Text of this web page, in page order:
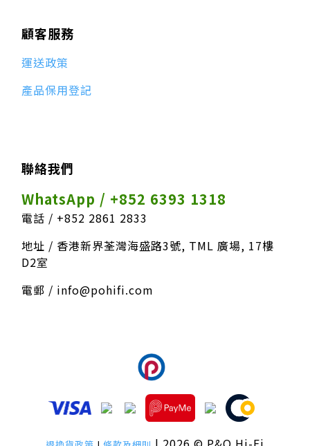
顧客服務
運送政策
產品保用登記
聯絡我們
WhatsApp / +852 6393 1318
電話 / +852 2861 2833
地址 / 香港新界荃灣海盛路3號, TML 廣場, 17樓
D2室
電郵 / info@pohifi.com